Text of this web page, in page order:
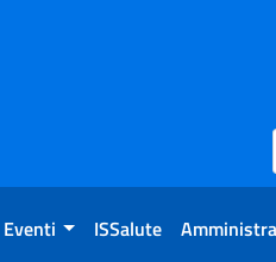
Eventi ISSalute